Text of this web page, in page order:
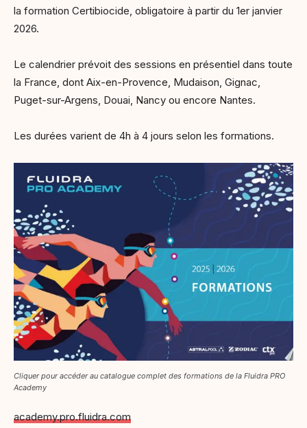
la formation Certibiocide, obligatoire à partir du 1er janvier
2026.
Le calendrier prévoit des sessions en présentiel dans toute
la France, dont Aix-en-Provence, Mudaison, Gignac,
Puget-sur-Argens, Douai, Nancy ou encore Nantes.
Les durées varient de 4h à 4 jours selon les formations.
Cliquer pour accéder au catalogue complet des formations de la Fluidra PRO
Academy
academy.pro.fluidra.com